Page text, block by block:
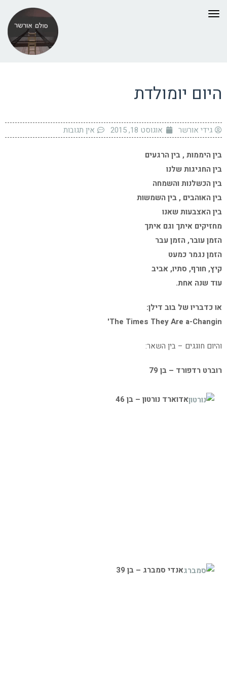
תפריט
היום יומולדת
גידי אורשר אוגוסט 18, 2015 אין תגובות
בין היממות , בין הרגעים
בין החגיגות שלנו
בין הכשלנות והשמחה
בין האוהבים , בין השמשות
בין האצבעות שאנו
מחזיקים איתך וגם איתך
הזמן עובר, הזמן עבר
הזמן נגמר כמעט
קיץ, חורף, סתיו, אביב
עוד שנה אחת.
או כדבריו של בוב דילן:
The Times They Are a-Changin'
והיום חוגגים – בין השאר:
רוברט רדפורד – בן 79
אדוארד נורטון – בן 46
אנדי סמברג – בן 39